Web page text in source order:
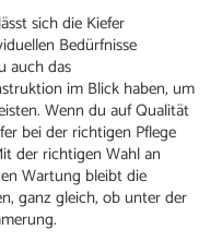
sich die Kiefer
Bedürfnisse
auch das
im Blick haben, um
Wenn du auf Qualität
bei der richtigen Pflege
der richtigen Wahl an
Wartung bleibt die
ganz gleich, ob unter der